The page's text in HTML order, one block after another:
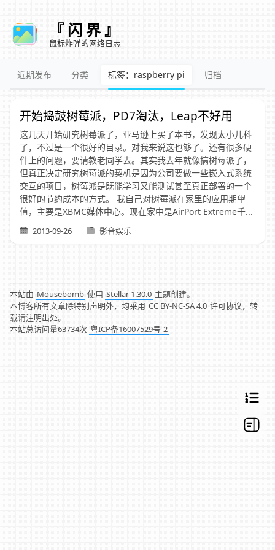
『 闪 界 』
鼠标炸弹的网络日志
近期发布 分类 标签：raspberry pi 归档
开始捣鼓树莓派，PD7淘汰，Leap不好用
这几天开始研究树莓派了，亚马逊上买了本书，发现太小儿科
了，不过是一个很好的目录。对我来说这也够了。还有很多硬
件上的问题，要请教老同学去。其实我去年就像搞树莓派了，
但真正决定研究树莓派的契机是因为公司要做一些嵌入式系统
交互的项目，树莓派是既能学习又能测试甚至真正部署的一个
很好的节约成本的方式。 我自己对树莓派在家里的应用期望
值，主要是XBMC媒体中心。现在家中是AirPort Extreme千...
2013-09-26 影音娱乐
本站由 Mousebomb 使用 Stellar 1.30.0 主题创建。
本博客所有文章除特别声明外，均采用 CC BY-NC-SA 4.0 许可协议，转
载请注明出处。
本站总访问量63734次 粤ICP备16007529号-2